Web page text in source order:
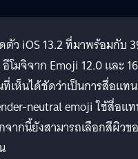
ว iOS 13.2 ที่มาพร้อมกับ
มจิจาก Emoji 12.0 และ
เห็นได้ชัดว่าเป็นการสื่อแทน
neutral emoji ใช้สื่อแ
ากนี้ยังสามารถเลือกสีผิวข